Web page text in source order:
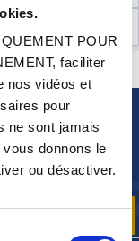
POUR
faciliter
nos vidéos et
pour
ne sont jamais
donnons le
ou désactiver.
NOUS